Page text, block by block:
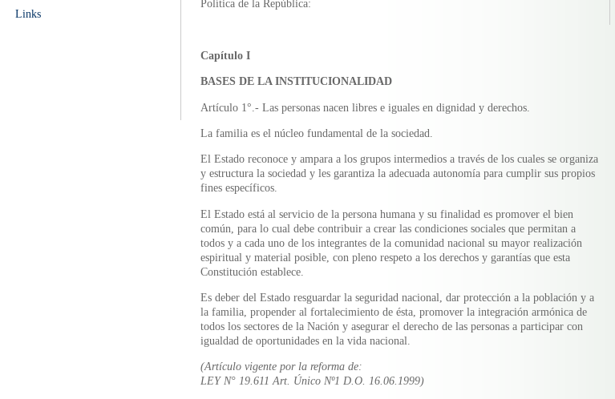
Política de la República:
Capítulo I
BASES DE LA INSTITUCIONALIDAD
Artículo 1°.- Las personas nacen libres e iguales en dignidad y derechos.
La familia es el núcleo fundamental de la sociedad.
El Estado reconoce y ampara a los grupos intermedios a través de los cuales se organiza
y estructura la sociedad y les garantiza la adecuada autonomía para cumplir sus propios
fines específicos.
El Estado está al servicio de la persona humana y su finalidad es promover el bien
común, para lo cual debe contribuir a crear las condiciones sociales que permitan a
todos y a cada uno de los integrantes de la comunidad nacional su mayor realización
espiritual y material posible, con pleno respeto a los derechos y garantías que esta
Constitución establece.
Es deber del Estado resguardar la seguridad nacional, dar protección a la población y a
la familia, propender al fortalecimiento de ésta, promover la integración armónica de
todos los sectores de la Nación y asegurar el derecho de las personas a participar con
igualdad de oportunidades en la vida nacional.
(Artículo vigente por la reforma de:
LEY N° 19.611 Art. Único Nº1 D.O. 16.06.1999)
Links